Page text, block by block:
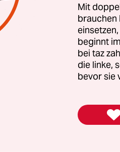
Mit
brauchen
beginnt
bei taz
die linke,
bevor sie